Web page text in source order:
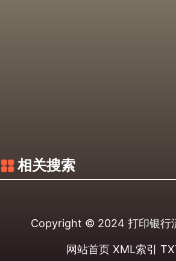
相关搜索
Copyright © 2024 打印银行
网站首页 XML索引